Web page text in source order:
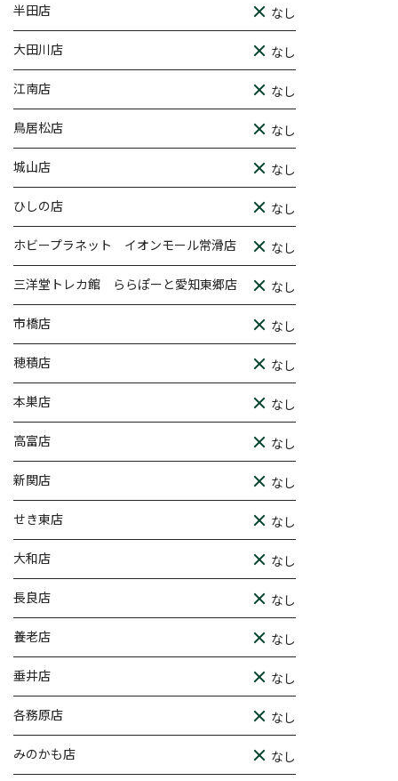
半田店 なし
大田川店 なし
江南店 なし
鳥居松店 なし
城山店 なし
ひしの店 なし
ホビープラネット イオンモール常滑店 なし
三洋堂トレカ館 ららぽーと愛知東郷店 なし
市橋店 なし
穂積店 なし
本巣店 なし
高富店 なし
新関店 なし
せき東店 なし
大和店 なし
長良店 なし
養老店 なし
垂井店 なし
各務原店 なし
みのかも店 なし